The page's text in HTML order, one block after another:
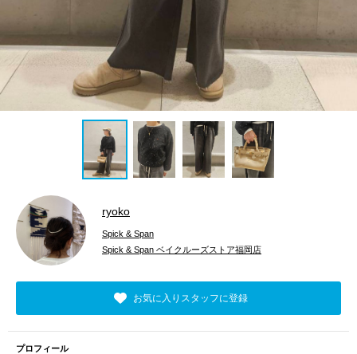
ryoko
Spick & Span
Spick & Span ベイクルーズストア福岡店
お気に入りスタッフに登録
プロフィール